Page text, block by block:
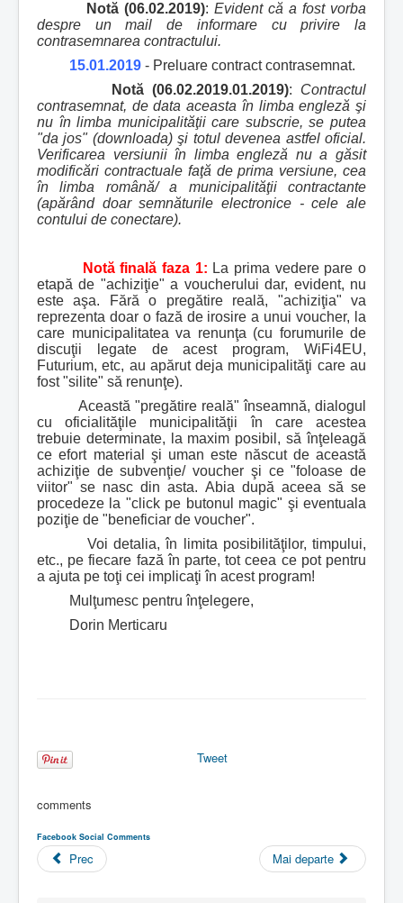
Notă (06.02.2019): Evident că a fost vorba
despre un mail de informare cu privire la
contrasemnarea contractului.
15.01.2019 - Preluare contract contrasemnat.
Notă (06.02.2019.01.2019): Contractul
contrasemnat, de data aceasta în limba engleză şi
nu în limba municipalităţii care subscrie, se putea
"da jos" (downloada) şi totul devenea astfel oficial.
Verificarea versiunii în limba engleză nu a găsit
modificări contractuale faţă de prima versiune, cea
în limba română/ a municipalităţii contractante
(apărând doar semnăturile electronice - cele ale
contului de conectare).
Notă finală faza 1: La prima vedere pare o
etapă de "achiziţie" a voucherului dar, evident, nu
este aşa. Fără o pregătire reală, "achiziţia" va
reprezenta doar o fază de irosire a unui voucher, la
care municipalitatea va renunţa (cu forumurile de
discuţii legate de acest program, WiFi4EU,
Futurium, etc, au apărut deja municipalităţi care au
fost "silite" să renunţe).
Această "pregătire reală" înseamnă, dialogul
cu oficialităţile municipalităţii în care acestea
trebuie determinate, la maxim posibil, să înţeleagă
ce efort material şi uman este născut de această
achiziţie de subvenţie/ voucher şi ce "foloase de
viitor" se nasc din asta. Abia după aceea să se
procedeze la "click pe butonul magic" şi eventuala
poziţie de "beneficiar de voucher".
Voi detalia, în limita posibilităţilor, timpului,
etc., pe fiecare fază în parte, tot ceea ce pot pentru
a ajuta pe toţi cei implicaţi în acest program!
Mulţumesc pentru înţelegere,
Dorin Merticaru
Tweet
comments
Facebook Social Comments
Prec Mai departe